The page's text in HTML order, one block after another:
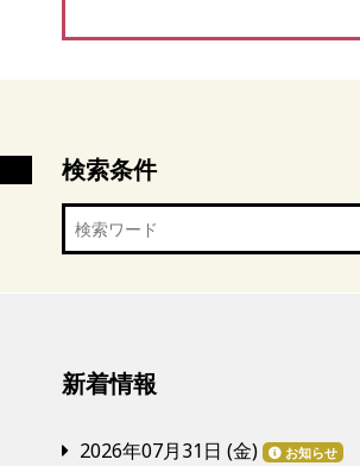
検索条件
新着情報
2026年07月31日 (金) お知らせ